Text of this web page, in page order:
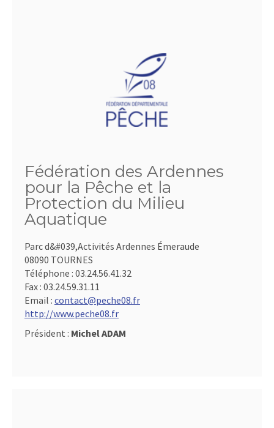
Fédération des Ardennes
pour la Pêche et la
Protection du Milieu
Aquatique
Parc d&#039,Activités Ardennes Émeraude
08090 TOURNES
Téléphone : 03.24.56.41.32
Fax : 03.24.59.31.11
Email : contact@peche08.fr
http://www.peche08.fr
Président : Michel ADAM